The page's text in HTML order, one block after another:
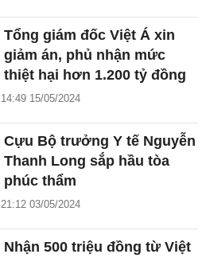
Tổng giám đốc Việt Á xin
giảm án, phủ nhận mức
thiệt hại hơn 1.200 tỷ đồng
14:49 15/05/2024
Cựu Bộ trưởng Y tế Nguyễn
Thanh Long sắp hầu tòa
phúc thẩm
21:12 03/05/2024
Nhận 500 triệu đồng từ Việt